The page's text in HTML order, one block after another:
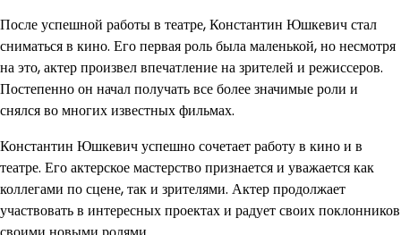
После успешной работы в театре, Константин Юшкевич стал
сниматься в кино. Его первая роль была маленькой, но несмотря
на это, актер произвел впечатление на зрителей и режиссеров.
Постепенно он начал получать все более значимые роли и
снялся во многих известных фильмах.
Константин Юшкевич успешно сочетает работу в кино и в
театре. Его актерское мастерство признается и уважается как
коллегами по сцене, так и зрителями. Актер продолжает
участвовать в интересных проектах и радует своих поклонников